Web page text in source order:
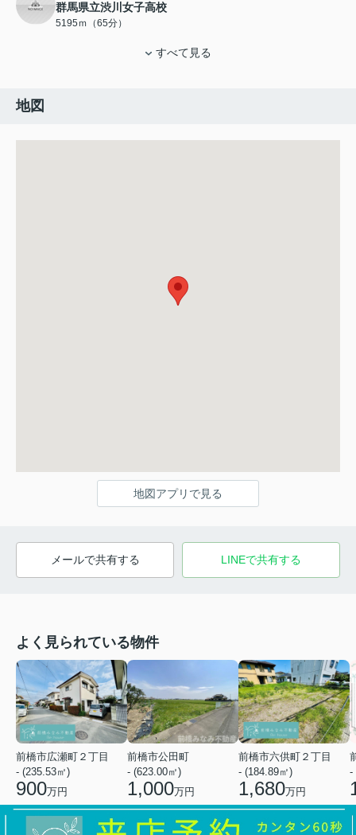
群馬県立渋川女子高校
5195ｍ（65分）
すべて見る
地図
地図アプリで見る
メールで共有する LINEで共有する
よく見られている物件
前橋市広瀬町２丁目
- (235.53㎡)
900万円
前橋市公田町
- (623.00㎡)
1,000万円
前橋市六供町２丁目
- (184.89㎡)
1,680万円
-